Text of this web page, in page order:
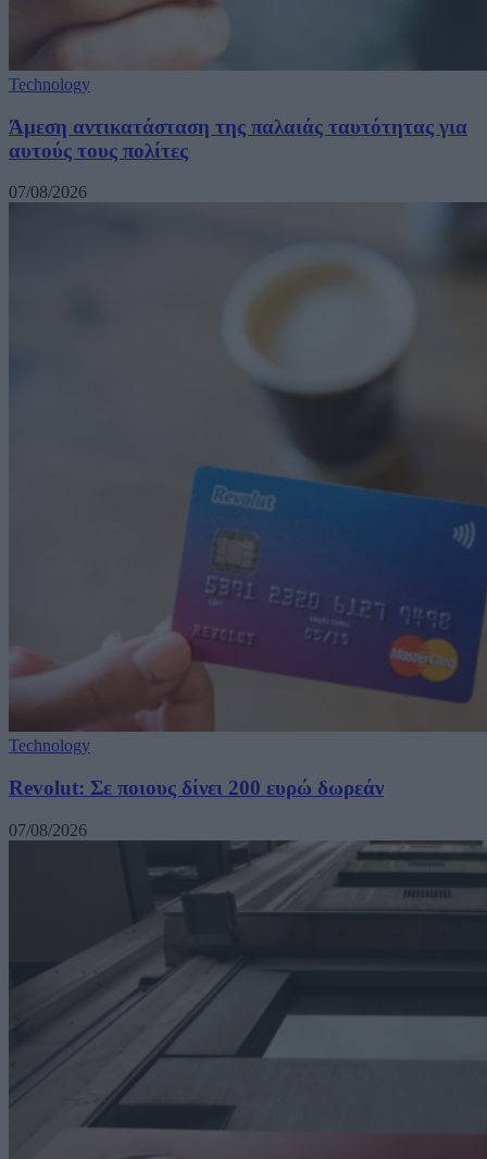
Technology
Άμεση αντικατάσταση της παλαιάς ταυτότητας για
αυτούς τους πολίτες
07/08/2026
Technology
Revolut: Σε ποιους δίνει 200 ευρώ δωρεάν
07/08/2026